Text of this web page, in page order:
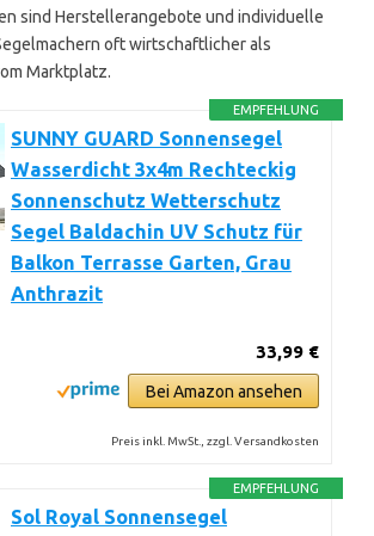
sind Herstellerangebote und individuelle
oft wirtschaftlicher als
Marktplatz.
EMPFEHLUNG
SUNNY GUARD Sonnensegel
Wasserdicht 3x4m Rechteckig
Sonnenschutz Wetterschutz
Segel Baldachin UV Schutz für
Balkon Terrasse Garten, Grau
Anthrazit
33,99 €
Bei Amazon ansehen
Preis inkl. MwSt., zzgl. Versandkosten
EMPFEHLUNG
Sol Royal Sonnensegel